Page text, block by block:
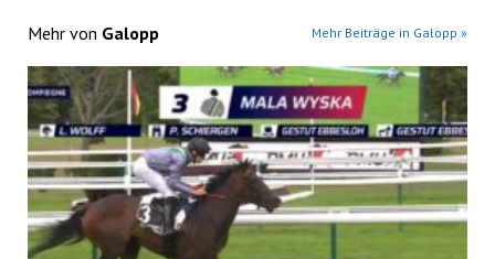
Mehr von Galopp Mehr Beiträge in Galopp »